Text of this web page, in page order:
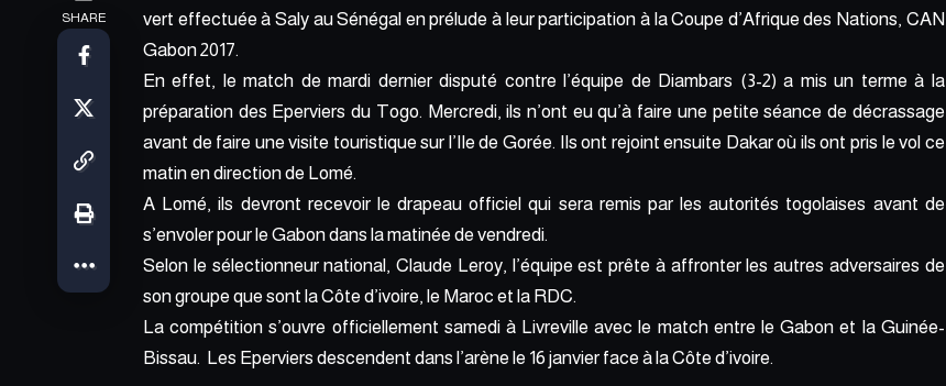
SHARE
vert effectuée à Saly au Sénégal en prélude à leur participation à la Coupe d’Afrique des Nations, CAN
Gabon 2017.
En effet, le match de mardi dernier disputé contre l’équipe de Diambars (3-2) a mis un terme à la
préparation des Eperviers du Togo. Mercredi, ils n’ont eu qu’à faire une petite séance de décrassage
avant de faire une visite touristique sur l’Ile de Gorée. Ils ont rejoint ensuite Dakar où ils ont pris le vol ce
matin en direction de Lomé.
A Lomé, ils devront recevoir le drapeau officiel qui sera remis par les autorités togolaises avant de
s’envoler pour le Gabon dans la matinée de vendredi.
Selon le sélectionneur national, Claude Leroy, l’équipe est prête à affronter les autres adversaires de
son groupe que sont la Côte d’ivoire, le Maroc et la RDC.
La compétition s’ouvre officiellement samedi à Livreville avec le match entre le Gabon et la Guinée-
Bissau. Les Eperviers descendent dans l’arène le 16 janvier face à la Côte d’ivoire.